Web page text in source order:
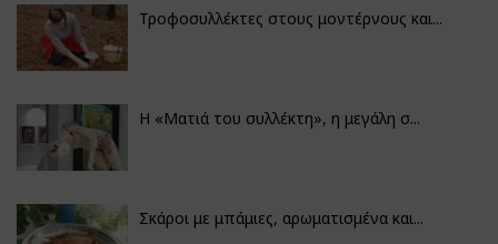
Τροφοσυλλέκτες στους μοντέρνους και...
H «Ματιά του συλλέκτη», η μεγάλη σ...
Σκάροι με μπάμιες, αρωματισμένα και...